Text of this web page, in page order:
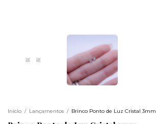
Início / Lançamentos / Brinco Ponto de Luz Cristal 3mm